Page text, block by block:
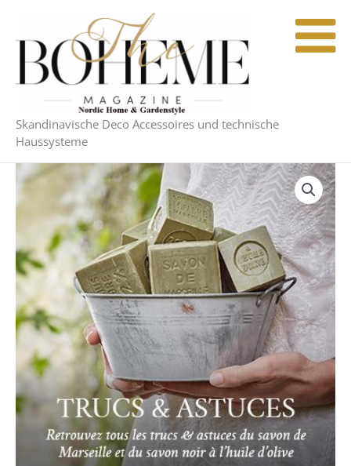
springen
Skandinavische Deco Accessoires und technische
Haussysteme